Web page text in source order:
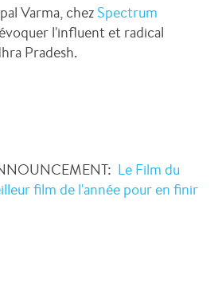
Varma, chez Spectrum
l'influent et radical
Pradesh.
Le Film du
film de l'année pour en finir